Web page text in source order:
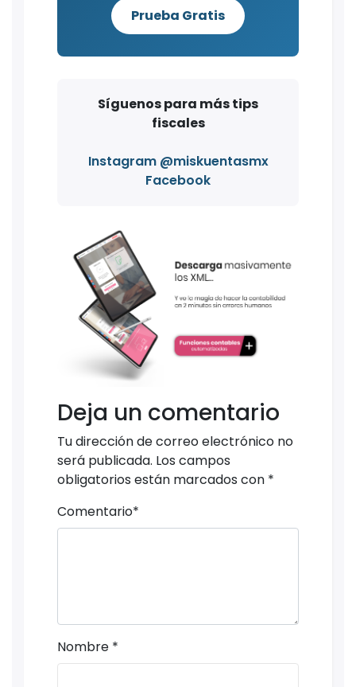
Prueba Gratis
Síguenos para más tips
fiscales
Instagram @miskuentasmx
Facebook
Deja un comentario
Tu dirección de correo electrónico no
será publicada. Los campos
obligatorios están marcados con *
Comentario*
Nombre *